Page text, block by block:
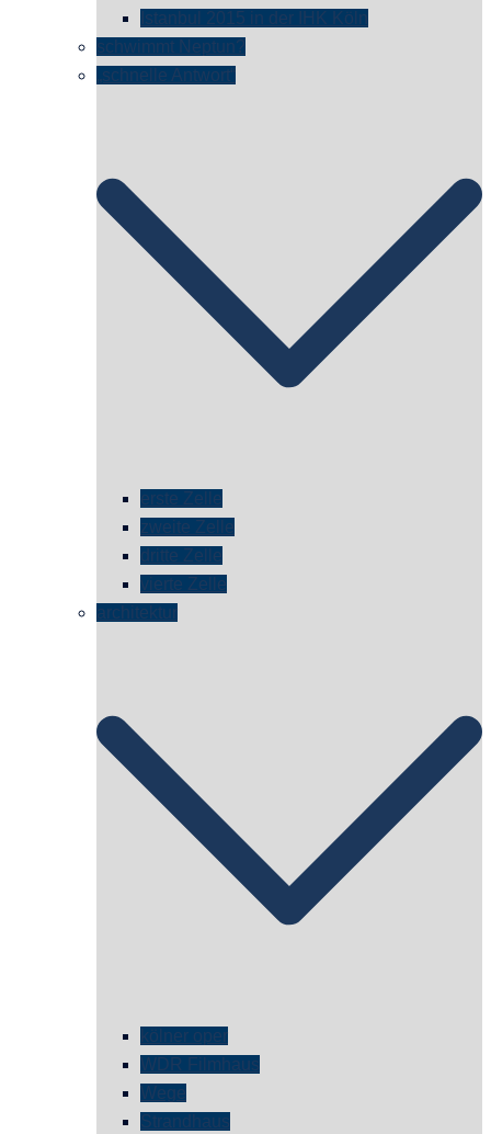
Istanbul 2015 in der IHK Köln
schwimmt Neptun?
„schnelle Antwort“
erste Zelle
zweite Zelle
dritte Zelle
vierte Zelle
architektur
kölner oper
WDR Filmhaus
Wege
Strandhaus